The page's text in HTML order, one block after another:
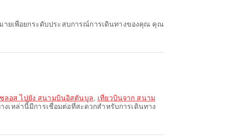
ยเพื่อยกระดับประสบการณ์การเดินทางของคุณ คุณ
ซลอส ไปยัง สนามบินอิสตันบูล
เที่ยวบินจาก สนาม
เหล่านี้มีการเชื่อมต่อที่สะดวกสำหรับการเดินทาง